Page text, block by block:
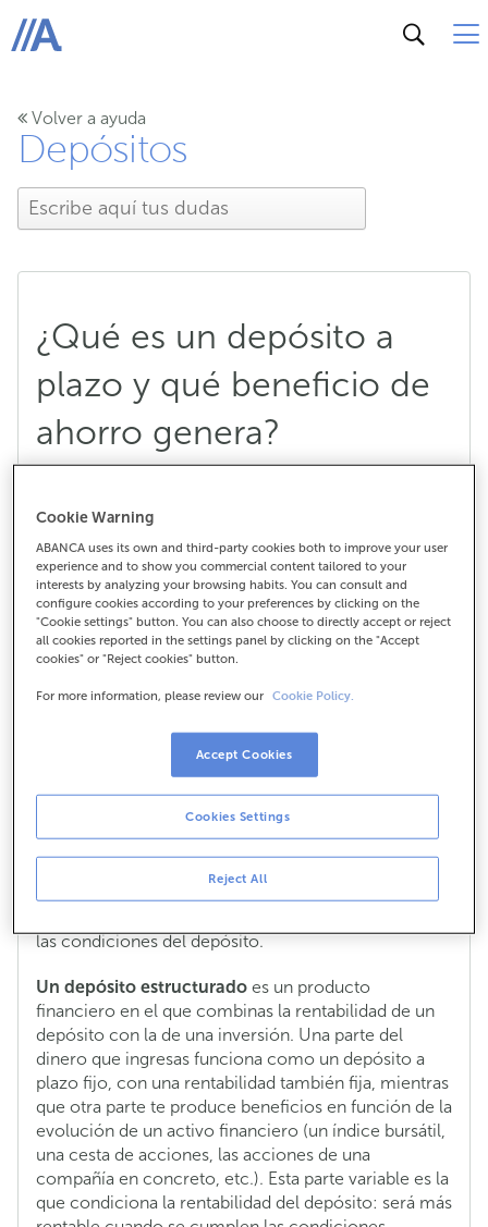
ABANCA
Volver a ayuda
Depósitos
¿Qué es un depósito a
plazo y qué beneficio de
ahorro genera?
¿Qué es un depósito a plazo y qué
beneficio de ahorro genera?
Un depósitoes un producto bancario en el cual le
dejas una cantidad de dinero al banco para que te la
guarde durante un período de tiempo determinado,
y a cambio obtienes un beneficio. Hay varios tipos
que se acuerda.
En los depósitos a plazo fijoguardas una cantidad
en el banco con condición de que no la retires, ni
toda ni en parte, hasta la finalización del plazo. A
cambio recibes unos intereses que también son
fijos: sabes exactamente cuánto vas a ganar con el
depósito y cuándo vas a ingresar lo que ganes. Si
retiras todo o parte del depósito antes de la fecha te
las condiciones del depósito.
Un depósito estructurado es un producto
financiero en el que combinas la rentabilidad de un
depósito con la de una inversión. Una parte del
dinero que ingresas funciona como un depósito a
plazo fijo, con una rentabilidad también fija, mientras
que otra parte te produce beneficios en función de la
evolución de un activo financiero (un índice bursátil,
una cesta de acciones, las acciones de una
compañía en concreto, etc.). Esta parte variable es la
que condiciona la rentabilidad del depósito: será más
Cookie Warning
ABANCA uses its own and third-party cookies both to improve your user
experience and to show you commercial content tailored to your
interests by analyzing your browsing habits. You can consult and
configure cookies according to your preferences by clicking on the
"Cookie settings" button. You can also choose to directly accept or reject
all cookies reported in the settings panel by clicking on the "Accept
cookies" or "Reject cookies" button.
For more information, please review our Cookie Policy.
Reject All
Cookies Settings
Accept Cookies